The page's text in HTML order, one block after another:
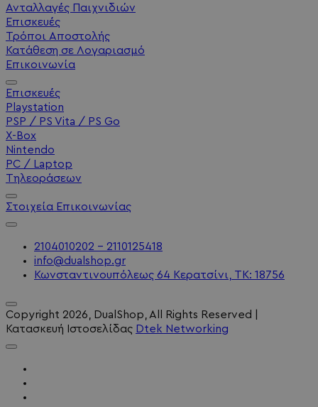
Ανταλλαγές Παιχνιδιών
Επισκευές
Τρόποι Αποστολής
Κατάθεση σε Λογαριασμό
Επικοινωνία
Επισκευές
Playstation
PSP / PS Vita / PS Go
X-Box
Nintendo
PC / Laptop
Τηλεοράσεων
Στοιχεία Επικοινωνίας
2104010202 - 2110125418
info@dualshop.gr
Κωνσταντινουπόλεως 64 Κερατσίνι, ΤΚ: 18756
Copyright 2026 , DualShop, All Rights Reserved
Κατασκευή Ιστοσελίδας Dtek Networking